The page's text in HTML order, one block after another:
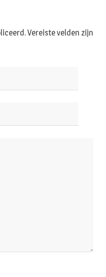
Vereiste velden zijn